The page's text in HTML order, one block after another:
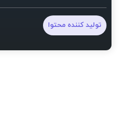
تولید کننده محتوا